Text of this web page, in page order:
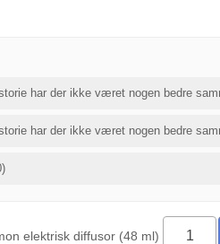
har der ikke været nogen bedre
har der ikke været nogen bedre
elektrisk diffusor (48 ml)